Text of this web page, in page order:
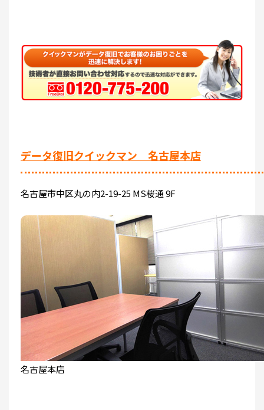
データ復旧クイックマン 名古屋本店
名古屋市中区丸の内2-19-25 MS桜通 9F
名古屋本店